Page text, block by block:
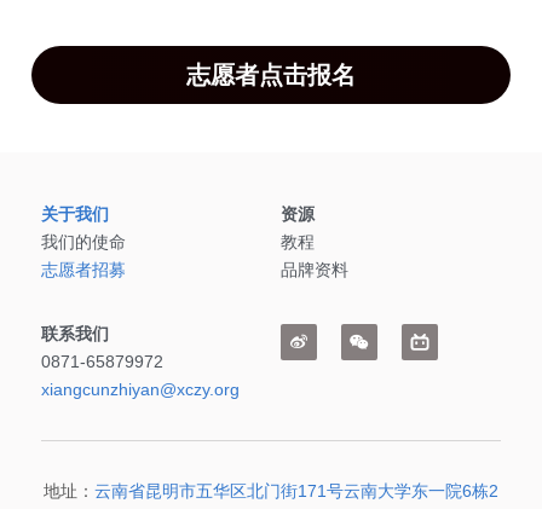
志愿者点击报名
关于我们
我们的使命
志愿者招募
资源
教程
品牌资料
联系我们
0871-65879972
xiangcunzhiyan@xczy.org
地址： 云南省昆明市五华区北门街171号云南大学东一院6栋2